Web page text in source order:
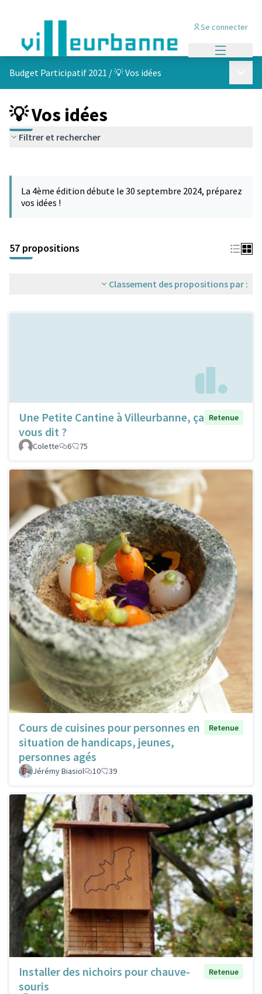
Se connecter
Budget Participatif 2021 /💡 Vos idées
💡 Vos idées
Filtrer et rechercher
La 4ème édition débute le 30 septembre 2024, préparez
vos idées !
57 propositions
Classement des propositions par :
Une Petite Cantine à Villeurbanne, ça
vous dit ?
Retenue
Colette 6 75
Cours de cuisines pour personnes en
situation de handicaps, jeunes,
personnes agés
Retenue
Jérémy Biasiol 10 39
Installer des nichoirs pour chauve-
souris
Retenue